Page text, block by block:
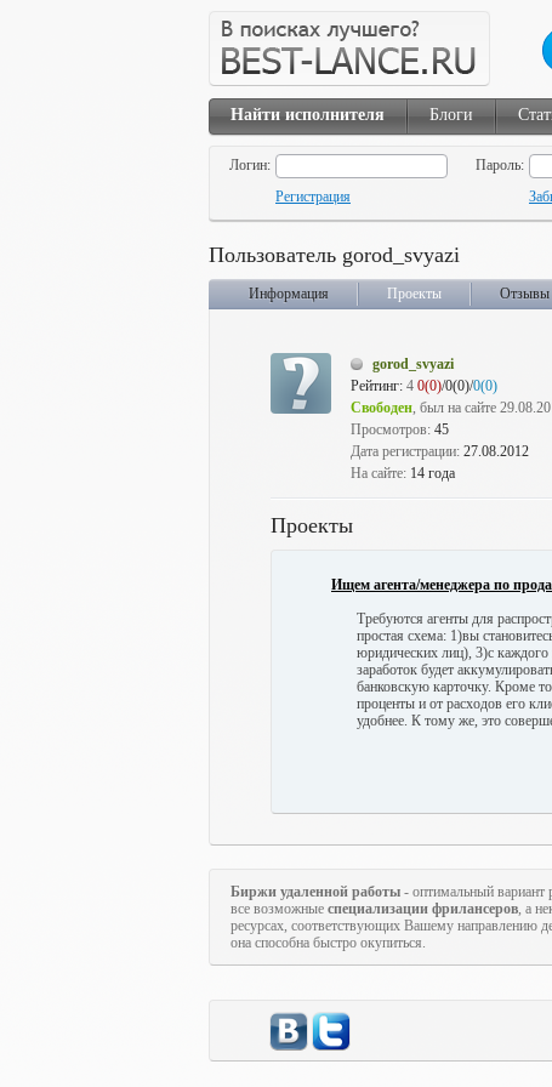
Найти исполнителя Блоги
Логин:
Пароль:
Регистрация
Пользователь gorod_svyazi
Информация Проекты Отзывы
gorod_svyazi
Рейтинг: 4 0(0)/0(0)/0(0)
Свободен, был на сайте
Просмотров: 45
Дата регистрации: 27.08.2012
На сайте: 14 года
Проекты
Ищем агента/менеджера по
Требуются агенты для
простая схема: 1)вы
юридических лиц), 3)с
заработок будет
банковскую карточку. Кроме
проценты и от расходов его
удобнее. К тому же, это
Биржи удаленной работы - оптимальный вариант
все возможные специализации фрилансеров, а
ресурсах, соответствующих Вашему направлению
она способна быстро окупиться.